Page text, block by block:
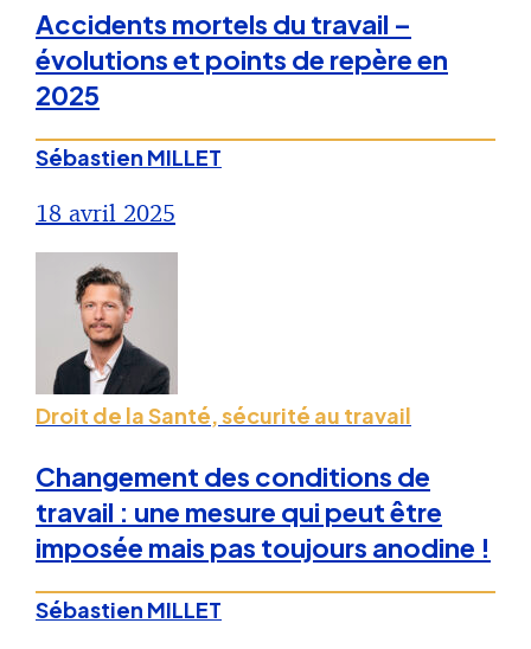
Accidents mortels du travail –
évolutions et points de repère en
2025
Sébastien MILLET
18 avril 2025
Droit de la Santé, sécurité au travail
Changement des conditions de
travail : une mesure qui peut être
imposée mais pas toujours anodine !
Sébastien MILLET